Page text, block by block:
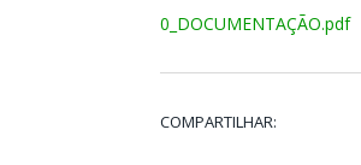
0_DOCUMENTAÇÃO.pdf
COMPARTILHAR: